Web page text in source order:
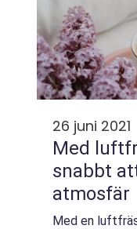
26 juni 2021
Med
snabbt
atmosfär
Med en